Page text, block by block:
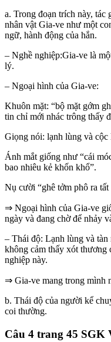
a. Trong đoạn trích này, tác
nhân vật Gia-ve như một
ngữ, hành động của hắn.
– Nghề nghiệp:Gia-ve là
lý.
– Ngoại hình của Gia-ve:
Khuôn mặt: “bộ mặt gớm
tin chỉ mới nhác trông thấy
Giọng nói: lạnh lùng và cộc
Ánh mắt giống như “cái
bao nhiêu kẻ khốn khổ”.
Nụ cười “ghê tởm phô ra tất
⇒ Ngoại hình của Gia-ve
ngày và đang chờ để nhảy
– Thái độ: Lạnh lùng và
không cảm thấy xót thương
nghiệp này.
⇒ Gia-ve mang trong mình
b. Thái độ của người kể
coi thường.
Câu 4 trang 45 SGK